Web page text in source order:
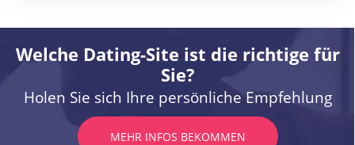
Welche Dating-Site ist die richtige für
Sie?
Holen Sie sich Ihre persönliche Empfehlung
MEHR INFOS BEKOMMEN